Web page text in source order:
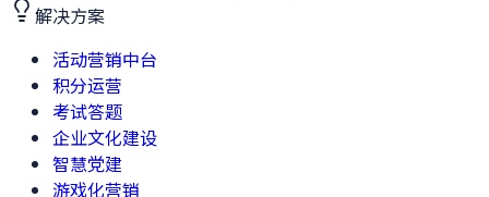
解决方案
活动营销中台
积分运营
考试答题
企业文化建设
智慧党建
游戏化营销